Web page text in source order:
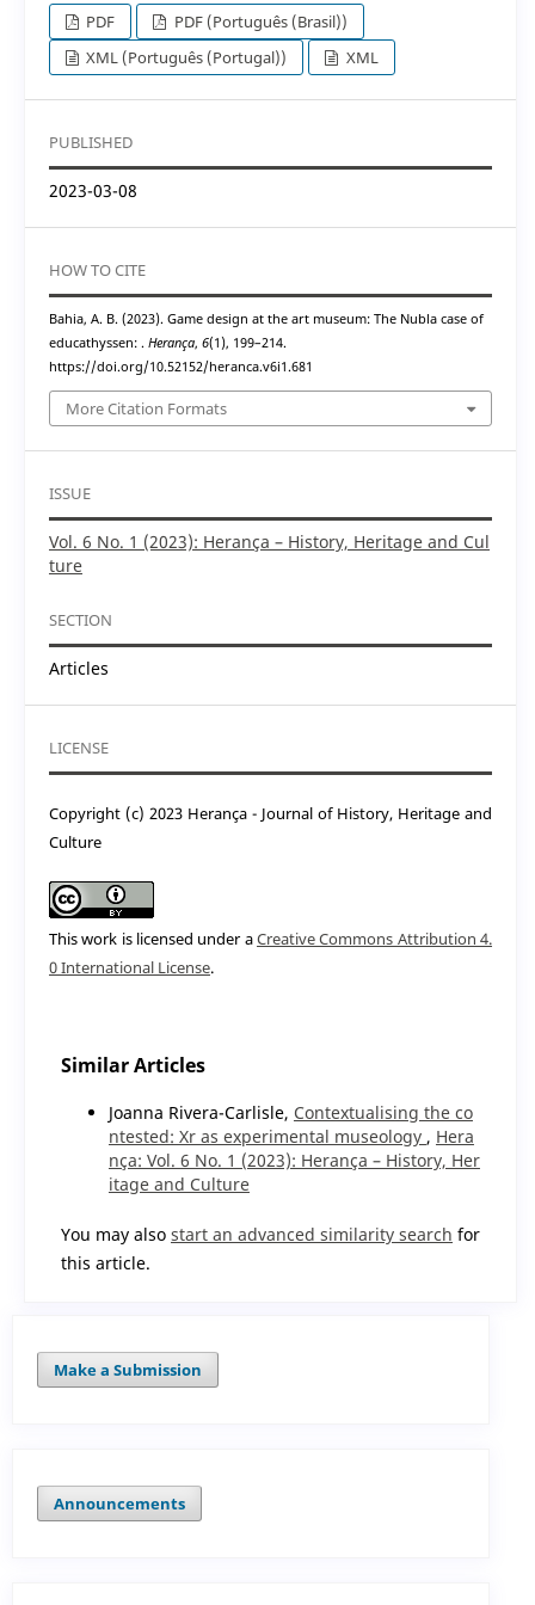
PDF
PDF (Português (Brasil))
XML (Português (Portugal))
XML
PUBLISHED
2023-03-08
HOW TO CITE
Bahia, A. B. (2023). Game design at the art museum: The Nubla case of
educathyssen: . Herança, 6(1), 199–214.
https://doi.org/10.52152/heranca.v6i1.681
More Citation Formats
ISSUE
Vol. 6 No. 1 (2023): Herança – History, Heritage and Cul
ture
SECTION
Articles
LICENSE
Copyright (c) 2023 Herança - Journal of History, Heritage and
Culture
This work is licensed under aCreative Commons Attribution 4.
0 International License.
Similar Articles
Joanna Rivera-Carlisle, Contextualising the co
ntested: Xr as experimental museology , Hera
nça: Vol. 6 No. 1 (2023): Herança – History, Her
itage and Culture
You may also start an advanced similarity search for
this article.
Make a Submission
Announcements